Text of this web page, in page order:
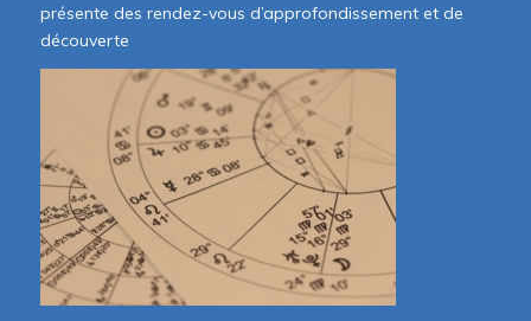
présente des rendez-vous d’approfondissement et de
découverte